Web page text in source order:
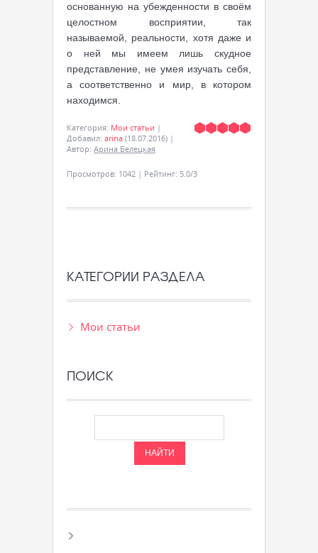
основанную на убежденности в своём
целостном восприятии, так
называемой, реальности, хотя даже и
о ней мы имеем лишь скудное
представление, не умея изучать себя,
а соответственно и мир, в котором
находимся.
Категория: Мои статьи |
Добавил: arina (18.07.2016) |
Автор: Арина Белецкая
Просмотров: 1042 | Рейтинг: 5.0/3
КАТЕГОРИИ РАЗДЕЛА
Мои статьи
ПОИСК